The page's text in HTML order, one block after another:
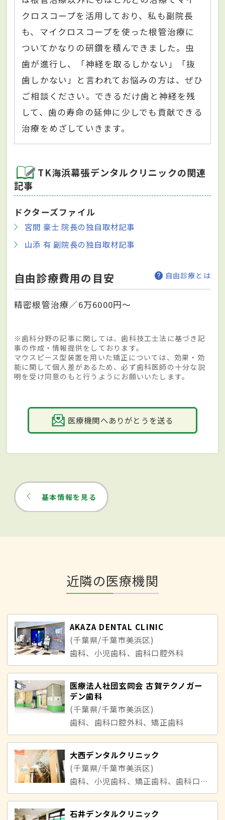
クロスコープを活用しており、私も副院長
も、マイクロスコープを使った根管治療に
ついてかなりの研鑽を積んできました。虫
歯が進行し、「神経を取るしかない」「抜
歯しかない」と言われてお悩みの方は、ぜひ
ご相談ください。できるだけ歯と神経を残
して、歯の寿命の延伸に少しでも貢献できる
治療をめざしていきます。
TK海浜幕張デンタルクリニックの関連
記事
ドクターズファイル
宮間 豪士 院長の独自取材記事
山添 有 副院長の独自取材記事
自由診療費用の目安 自由診療とは
精密根管治療／6万6000円～
※歯科分野の記事に関しては、歯科技工士法に基づき記
事の作成・情報提供をしております。
マウスピース型装置を用いた矯正については、効果・効
能に関して個人差があるため、必ず歯科医師の十分な説
明を受け同意のもと行うようにお願いいたします。
医療機関へありがとうを送る
基本情報を見る
近隣の医療機関
AKAZA DENTAL CLINIC
(千葉県/千葉市美浜区)
歯科、小児歯科、歯科口腔外科
医療法人社団玄同会 古賀テクノガー
デン歯科
(千葉県/千葉市美浜区)
歯科、歯科口腔外科、矯正歯科
大西デンタルクリニック
(千葉県/千葉市美浜区)
歯科、小児歯科、矯正歯科、歯科口腔外科
石井デンタルクリニック